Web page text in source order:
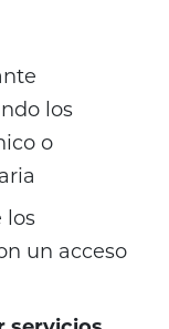
los
o
los
un acceso